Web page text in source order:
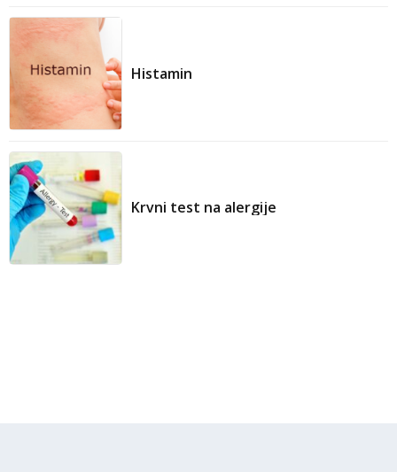
Histamin
Krvni test na alergije